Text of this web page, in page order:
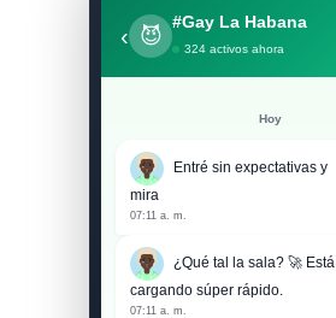
‹ 😈
#Gay La Habana
324 activos ahora
Hoy
Entré sin expectativas y
mira
07:11 a. m.
¿Qué tal la sala? 🚀 Está
cargando súper rápido.
07:11 a. m.